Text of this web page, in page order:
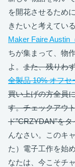
を開花させるため
きたいと考えてい
Maker Faire Austin
ちが集まって、物
よ。 また、残りわ
全製品 10% オフセ
買い上げの方全員
す。チェックアウ
ド”CRZYDAN”を
んなさい。このキ
た）電子工作を始
なたは、今こそチャ